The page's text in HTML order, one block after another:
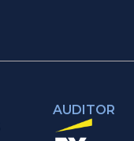
AUDITOR